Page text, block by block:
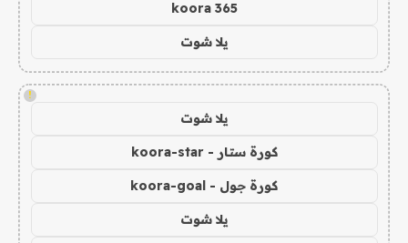
koora 365
يلا شوت
!
يلا شوت
كورة ستار - koora-star
كورة جول - koora-goal
يلا شوت